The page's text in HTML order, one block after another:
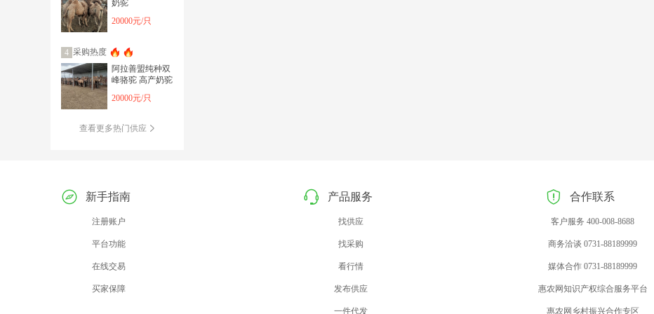
奶驼
20000元/只
4 采购热度
阿拉善盟纯种双
峰骆驼 高产奶驼
20000元/只
查看更多热门供应
新手指南
注册账户
平台功能
在线交易
买家保障
产品服务
找供应
找采购
看行情
发布供应
一件代发
合作联系
客户服务 400-008-8688
商务洽谈 0731-88189999
媒体合作 0731-88189999
惠农网知识产权综合服务平台
惠农网乡村振兴合作专区